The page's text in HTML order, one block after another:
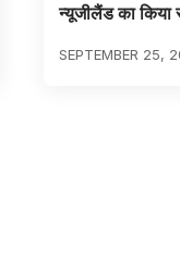
न्यूजीलैंड का किया
SEPTEMBER 25,